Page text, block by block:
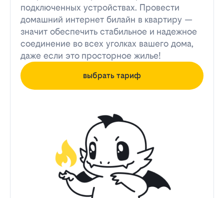
подключенных устройствах. Провести
домашний интернет билайн в квартиру —
значит обеспечить стабильное и надежное
соединение во всех уголках вашего дома,
даже если это просторное жилье!
выбрать тариф